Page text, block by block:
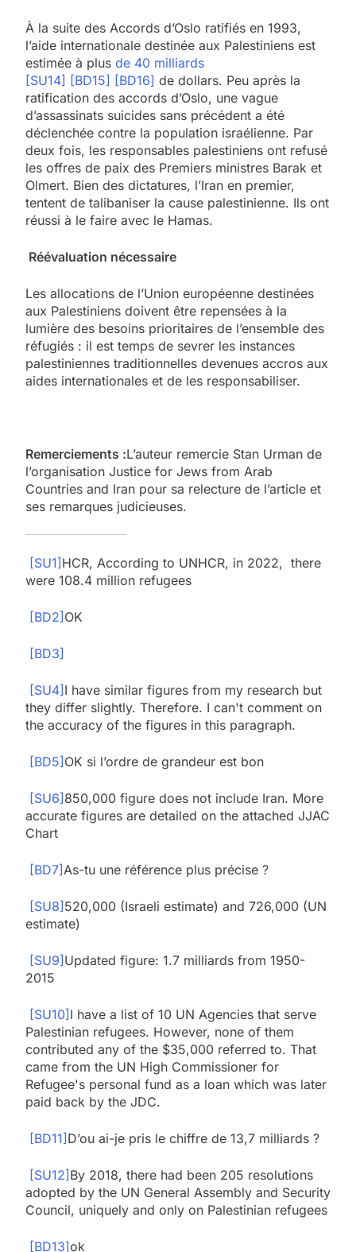
À la suite des Accords d’Oslo ratifiés en 1993,
l’aide internationale destinée aux Palestiniens est
estimée à plus de 40 milliards
[SU14] [BD15] [BD16] de dollars. Peu après la
ratification des accords d’Oslo, une vague
d’assassinats suicides sans précédent a été
déclenchée contre la population israélienne. Par
deux fois, les responsables palestiniens ont refusé
les offres de paix des Premiers ministres Barak et
Olmert. Bien des dictatures, l’Iran en premier,
tentent de talibaniser la cause palestinienne. Ils ont
réussi à le faire avec le Hamas.
Réévaluation nécessaire
Les allocations de l’Union européenne destinées
aux Palestiniens doivent être repensées à la
lumière des besoins prioritaires de l’ensemble des
réfugiés : il est temps de sevrer les instances
palestiniennes traditionnelles devenues accros aux
aides internationales et de les responsabiliser.
Remerciements :L’auteur remercie Stan Urman de
l’organisation Justice for Jews from Arab
Countries and Iran pour sa relecture de l’article et
ses remarques judicieuses.
[SU1]HCR, According to UNHCR, in 2022, there
were 108.4 million refugees
[BD2]OK
[BD3]
[SU4]I have similar figures from my research but
they differ slightly. Therefore. I can't comment on
the accuracy of the figures in this paragraph.
[BD5]OK si l’ordre de grandeur est bon
[SU6]850,000 figure does not include Iran. More
accurate figures are detailed on the attached JJAC
Chart
[BD7]As-tu une référence plus précise ?
[SU8]520,000 (Israeli estimate) and 726,000 (UN
estimate)
[SU9]Updated figure: 1.7 milliards from 1950-
2015
[SU10]I have a list of 10 UN Agencies that serve
Palestinian refugees. However, none of them
contributed any of the $35,000 referred to. That
came from the UN High Commissioner for
Refugee's personal fund as a loan which was later
paid back by the JDC.
[BD11]D’ou ai-je pris le chiffre de 13,7 milliards ?
[SU12]By 2018, there had been 205 resolutions
adopted by the UN General Assembly and Security
Council, uniquely and only on Palestinian refugees
[BD13]ok